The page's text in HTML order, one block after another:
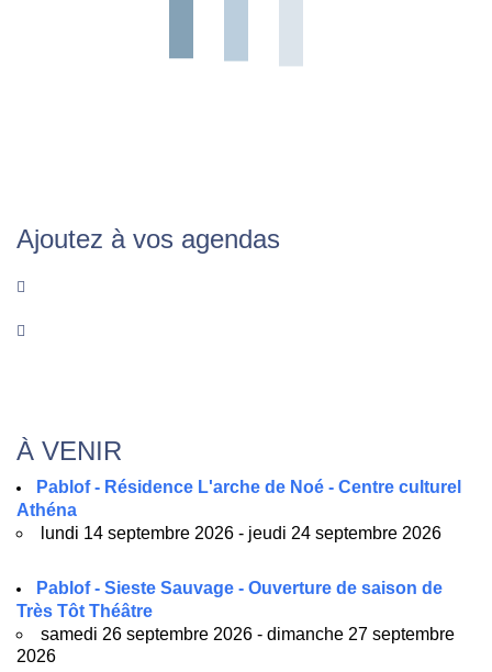
Ajoutez à vos agendas
À VENIR
Pablof - Résidence L'arche de Noé - Centre culturel
Athéna
lundi 14 septembre 2026 - jeudi 24 septembre 2026
Pablof - Sieste Sauvage - Ouverture de saison de
Très Tôt Théâtre
samedi 26 septembre 2026 - dimanche 27 septembre
2026